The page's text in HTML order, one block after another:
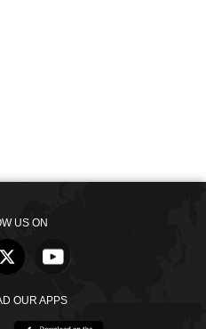
US ON
OUR APPS